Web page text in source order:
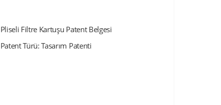
Pliseli Filtre Kartuşu Patent Belgesi
Patent Türü: Tasarım Patenti